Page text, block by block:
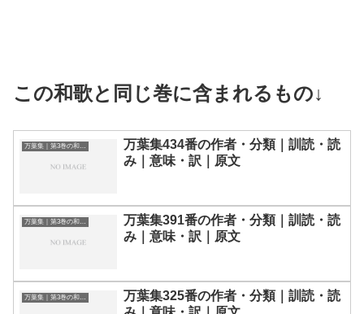
この和歌と同じ巻に含まれるもの↓
万葉集434番の作者・分類｜訓読・読
み｜意味・訳｜原文
万葉集｜第3巻の和歌一覧
万葉集391番の作者・分類｜訓読・読
み｜意味・訳｜原文
万葉集｜第3巻の和歌一覧
万葉集325番の作者・分類｜訓読・読